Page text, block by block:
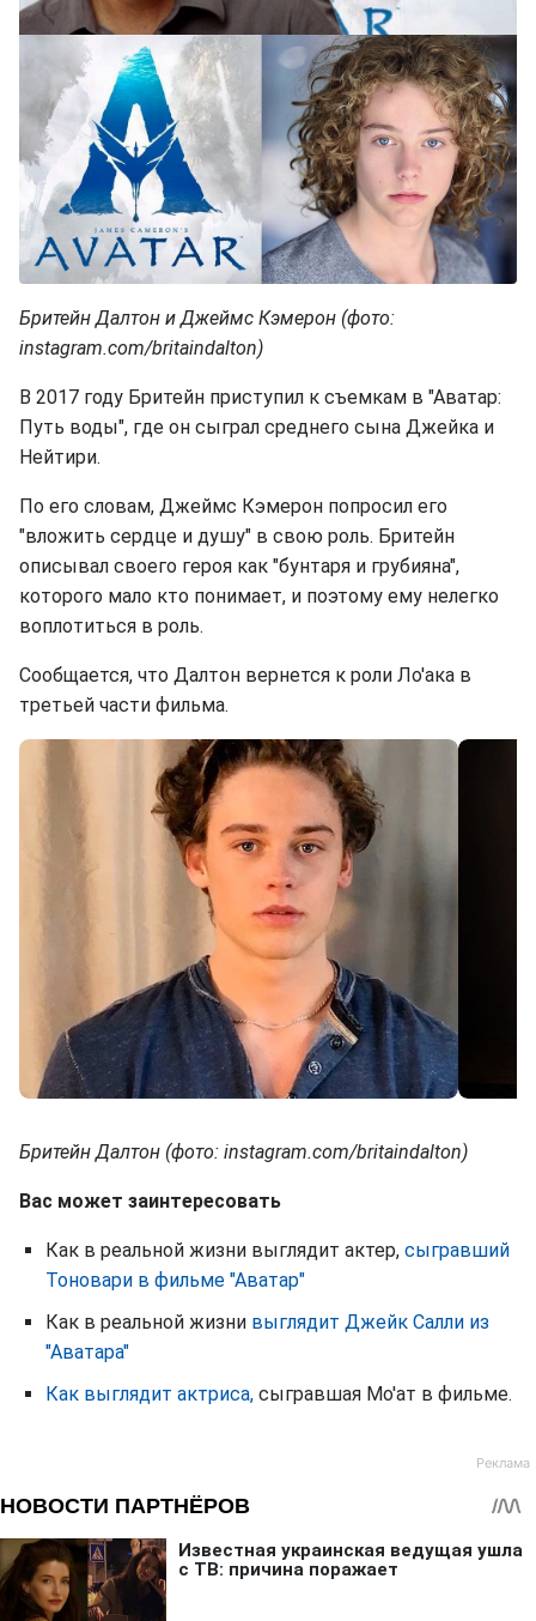
Бритейн Далтон и Джеймс Кэмерон (фото:
instagram.com/britaindalton)
В 2017 году Бритейн приступил к съемкам в "Аватар:
Путь воды", где он сыграл среднего сына Джейка и
Нейтири.
По его словам, Джеймс Кэмерон попросил его
"вложить сердце и душу" в свою роль. Бритейн
описывал своего героя как "бунтаря и грубияна",
которого мало кто понимает, и поэтому ему нелегко
воплотиться в роль.
Сообщается, что Далтон вернется к роли Ло'ака в
третьей части фильма.
Бритейн Далтон (фото: instagram.com/britaindalton)
Вас может заинтересовать
Как в реальной жизни выглядит актер, сыгравший
Тоновари в фильме "Аватар"
Как в реальной жизни выглядит Джейк Салли из
"Аватара"
Как выглядит актриса, сыгравшая Мо'ат в фильме.